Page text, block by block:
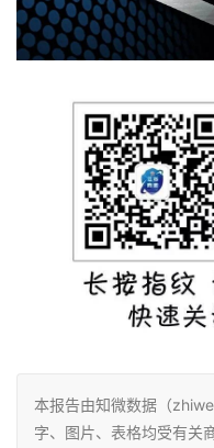
本报告由知微数据（
字、图片、表格均受有关